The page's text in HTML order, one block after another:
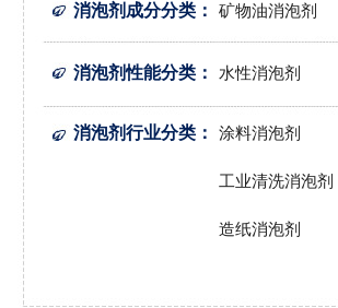
消泡剂成分分类 ： 矿物油消泡剂
消泡剂性能分类 ： 水性消泡剂
消泡剂行业分类 ： 涂料消泡剂
工业清洗消泡剂
造纸消泡剂